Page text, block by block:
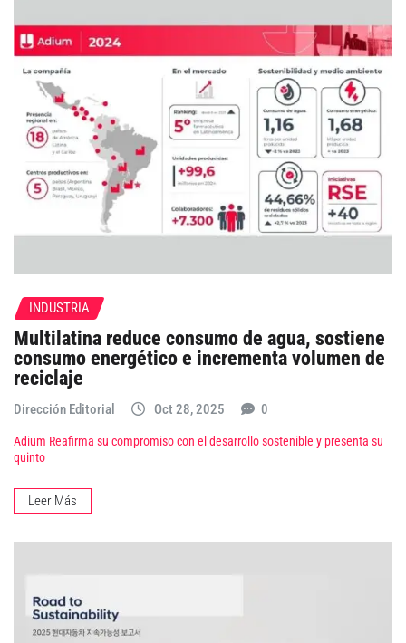
INDUSTRIA
Multilatina reduce consumo de agua, sostiene
consumo energético e incrementa volumen de
reciclaje
Dirección Editorial Oct 28, 2025 0
Adium Reafirma su compromiso con el desarrollo sostenible y presenta su
quinto
Leer Más